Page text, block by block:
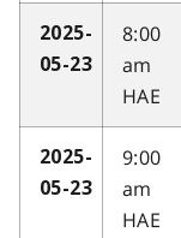
2025-
05-23
8:00
am
HAE
2025-
05-23
9:00
am
HAE